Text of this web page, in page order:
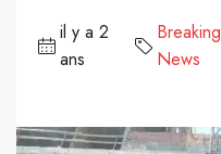
il y a 2
ans
Breaking
News